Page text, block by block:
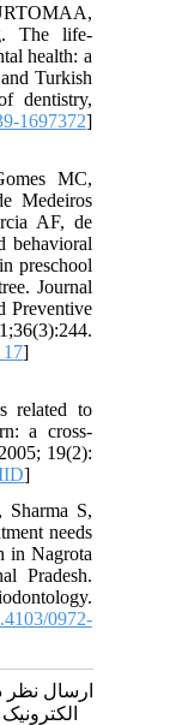
The life-
health: a
and Turkish
of dentistry,
1697372
MC,
Medeiros
AF, de
behavioral
in preschool
Journal
Preventive
related to
a cross-
19(2):
Sharma S,
needs
in Nagrota
Pradesh.
0972-
ارسال نظر
الکترونیک